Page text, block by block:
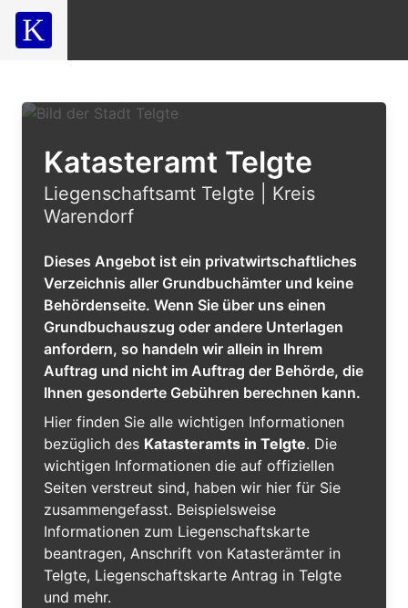
Katasteramt Telgte
Liegenschaftsamt Telgte | Kreis
Warendorf
Dieses Angebot ist ein privatwirtschaftliches
Verzeichnis aller Grundbuchämter und keine
Behördenseite. Wenn Sie über uns einen
Grundbuchauszug oder andere Unterlagen
anfordern, so handeln wir allein in Ihrem
Auftrag und nicht im Auftrag der Behörde, die
Ihnen gesonderte Gebühren berechnen kann.
Hier finden Sie alle wichtigen Informationen
bezüglich des Katasteramts in Telgte. Die
wichtigen Informationen die auf offiziellen
Seiten verstreut sind, haben wir hier für Sie
zusammengefasst. Beispielsweise
Informationen zum Liegenschaftskarte
beantragen, Anschrift von Katasterämter in
Telgte, Liegenschaftskarte Antrag in Telgte
und mehr.